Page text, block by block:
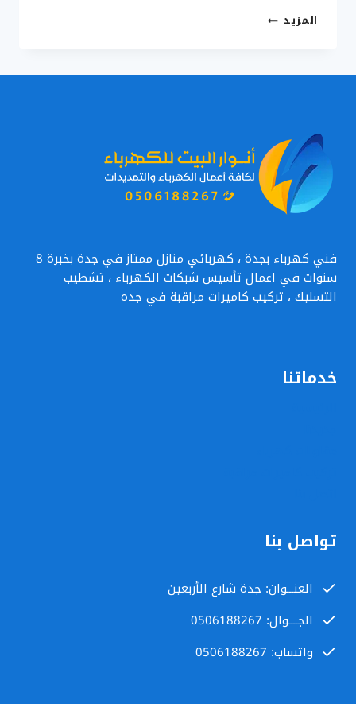
المزيد كهربائي
0506188267
مباني
ممتاز
بجدة
فني كهرباء بجدة ، كهربائي منازل ممتاز في جدة بخبرة 8
سنوات في اعمال تأسيس شبكات الكهرباء ، تشطيب
التسليك ، تركيب كاميرات مراقبة في جده
خدماتنا
تواصل بنا
العنـــوان: جدة شارع الأربعين
الجــــوال: 0506188267
واتساب: 0506188267